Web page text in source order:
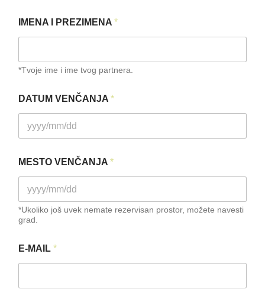
IMENA I PREZIMENA *
*Tvoje ime i ime tvog partnera.
DATUM VENČANJA *
MESTO VENČANJA *
*Ukoliko još uvek nemate rezervisan prostor, možete navesti
grad.
R
E
E-MAIL *